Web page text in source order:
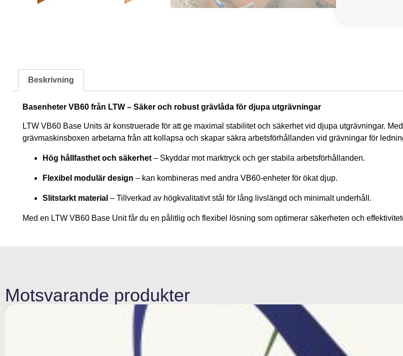
Beskrivning
Basenheter VB60 från LTW – Säker och robust grävlåda för djupa utgrävningar
LTW VB60 Base Units är konstruerade för att ge maximal stabilitet och säkerhet vid djupa utgrävningar.
grävmaskinsboxen arbetarna från att kollapsa och skapar säkra arbetsförhållanden vid grävningar för
Hög hållfasthet och säkerhet – Skyddar mot marktryck och ger stabila arbetsförhållanden.
Flexibel modulär design – kan kombineras med andra VB60-enheter för ökat djup.
Slitstarkt material – Tillverkad av högkvalitativt stål för lång livslängd och minimalt underhåll.
Med en LTW VB60 Base Unit får du en pålitlig och flexibel lösning som optimerar säkerheten och
Motsvarande produkter